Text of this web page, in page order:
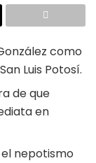
como
Luis Potosí.
de que
en
nepotismo